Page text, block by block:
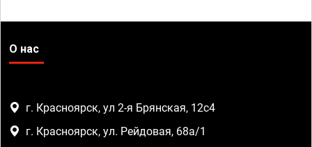
О нас
г. Красноярск, ул 2-я Брянская, 12с4
г. Красноярск, ул. Рейдовая, 68а/1